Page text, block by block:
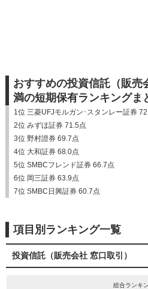
おすすめの投資信託（販売
満の短期保有ランキングま
1位 三菱UFJモルガン･スタンレー証券
2位 みずほ証券 71.5点
3位 野村證券 69.7点
4位 大和証券 68.0点
5位 SMBCフレンド証券 66.7点
6位 岡三証券 63.9点
7位 SMBC日興証券 60.7点
項目別ランキング一覧
投資信託（販売会社 窓口取引）
総合ランキ